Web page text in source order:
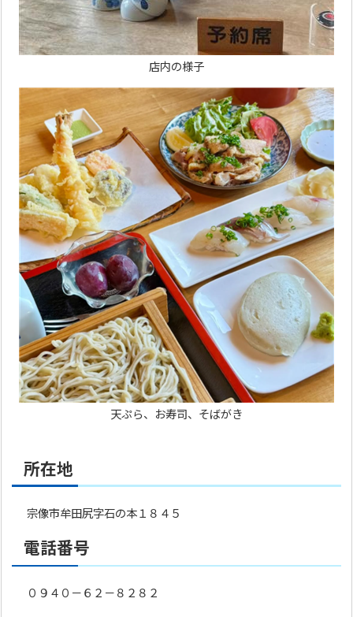
店内の様子
天ぷら、お寿司、そばがき
所在地
宗像市牟田尻字石の本１８４５
電話番号
０９４０－６２－８２８２